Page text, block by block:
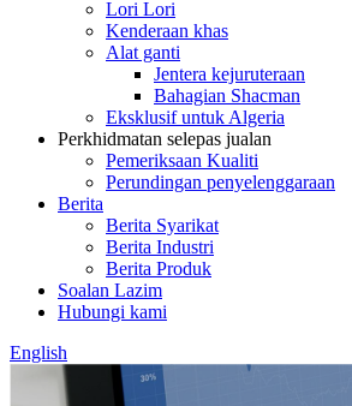
Lori Lori
Kenderaan khas
Alat ganti
Jentera kejuruteraan
Bahagian Shacman
Eksklusif untuk Algeria
Perkhidmatan selepas jualan
Pemeriksaan Kualiti
Perundingan penyelenggaraan
Berita
Berita Syarikat
Berita Industri
Berita Produk
Soalan Lazim
Hubungi kami
English